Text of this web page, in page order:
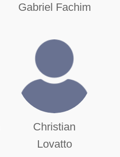
Gabriel Fachim
Christian
Lovatto